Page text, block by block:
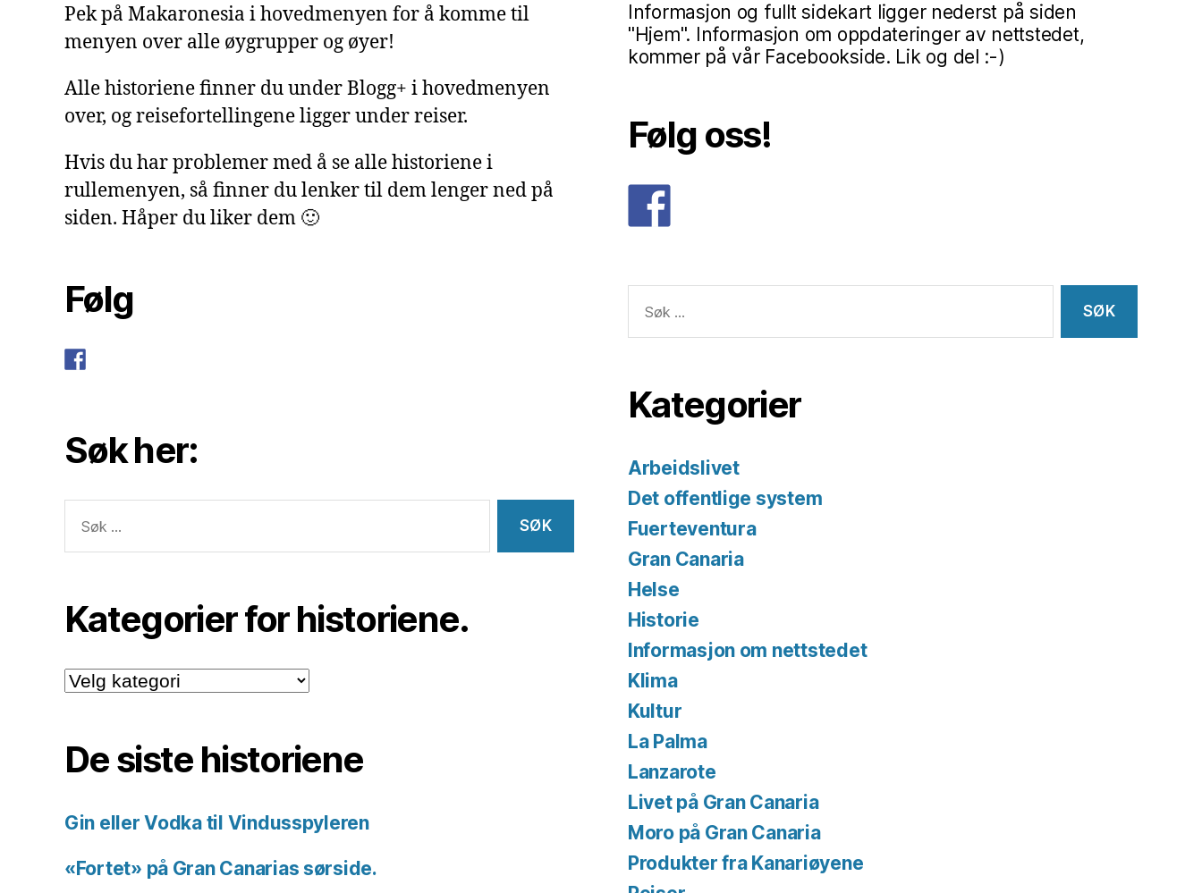
Pek på Makaronesia i hovedmenyen for å komme til
menyen over alle øygrupper og øyer!
Alle historiene finner du under Blogg+ i hovedmenyen
over, og reisefortellingene ligger under reiser.
Hvis du har problemer med å se alle historiene i
rullemenyen, så finner du lenker til dem lenger ned på
siden. Håper du liker dem 🙂
Følg
Søk her:
etter:
Kategorier for historiene.
Kategorier
for
De siste historiene
Gin eller Vodka til Vindusspyleren
«Fortet» på Gran Canarias sørside.
Informasjon og fullt sidekart ligger nederst på siden
"Hjem". Informasjon om oppdateringer av nettstedet,
kommer på vår Facebookside. Lik og del :-)
Følg oss!
etter:
Kategorier
Arbeidslivet
Det offentlige system
Fuerteventura
Gran Canaria
Helse
Historie
Informasjon om nettstedet
Klima
Kultur
La Palma
Lanzarote
Livet på Gran Canaria
Moro på Gran Canaria
Produkter fra Kanariøyene